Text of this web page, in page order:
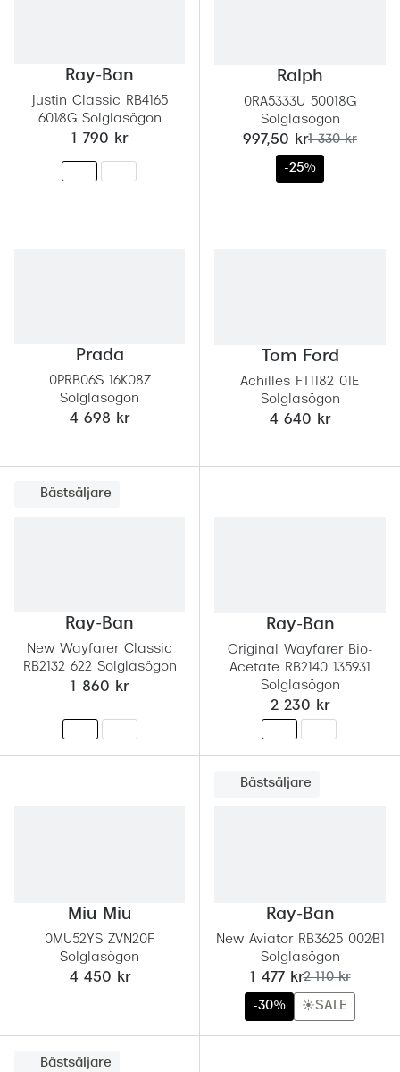
Ray-Ban
Justin Classic RB4165
601/8G Solglasögon
1 790 kr
Ralph
0RA5333U 50018G
Solglasögon
nu:
997,50 krtidigare pris:
1 330 kr
-25%
Prada
0PRB06S 16K08Z
Solglasögon
4 698 kr
Tom Ford
Achilles FT1182 01E
Solglasögon
4 640 kr
Bästsäljare
Ray-Ban
New Wayfarer Classic
RB2132 622 Solglasögon
1 860 kr
Ray-Ban
Original Wayfarer Bio-
Acetate RB2140 135931
Solglasögon
2 230 kr
Miu Miu
0MU52YS ZVN20F
Solglasögon
4 450 kr
Bästsäljare
Ray-Ban
New Aviator RB3625 002/B1
Solglasögon
nu:
1 477 krtidigare pris:
2 110 kr
-30% ☀️SALE
Bästsäljare